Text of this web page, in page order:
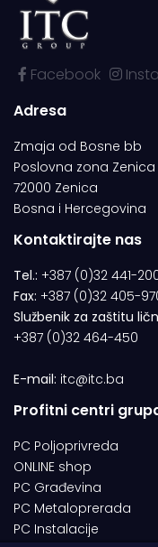
Facebook
Adresa
Zmaja od Bosne bb
Poslovna zona Zenica
72000 Zenica
Bosna i Hercegovina
Kontaktirajte nas
Tel.: +387 (0)32 441-
Fax: +387 (0)32 405-
Službenik za zaštitu
+387 (0)32 464-450
E-mail: itc@itc.ba
Profitni centri
PC Poljoprivreda
ONLINE shop
PC Građevina
PC Metaloprerada
PC Instalacije